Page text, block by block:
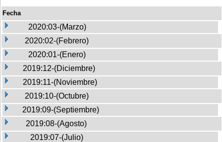
Fecha
2020:03-(Marzo)
2020:02-(Febrero)
2020:01-(Enero)
2019:12-(Diciembre)
2019:11-(Noviembre)
2019:10-(Octubre)
2019:09-(Septiembre)
2019:08-(Agosto)
2019:07-(Julio)